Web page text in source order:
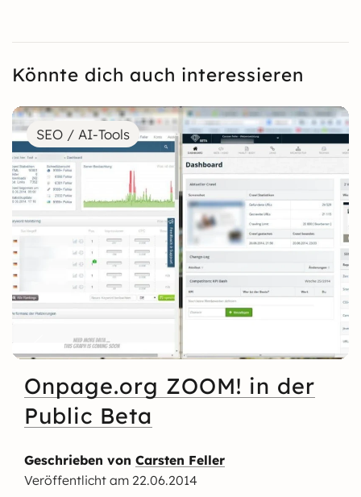
Könnte dich auch interessieren
SEO / AI-Tools
Onpage.org ZOOM! in der
Public Beta
Geschrieben von Carsten Feller
Veröffentlicht am 22.06.2014